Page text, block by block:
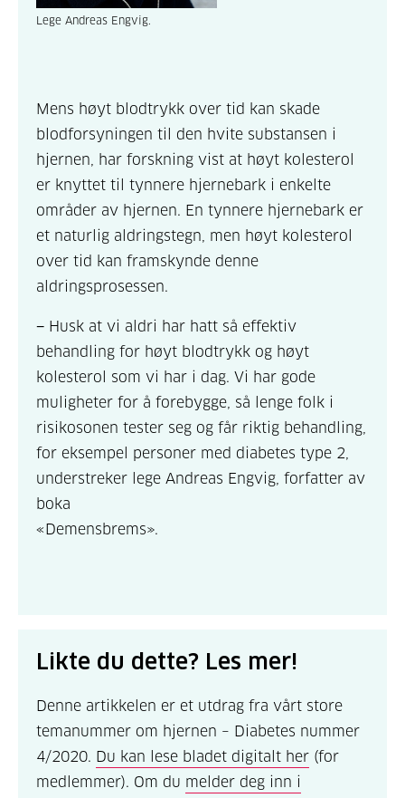
Lege Andreas Engvig.
Mens høyt blodtrykk over tid kan skade
blodforsyningen til den hvite substansen i
hjernen, har forskning vist at høyt kolesterol
er knyttet til tynnere hjernebark i enkelte
områder av hjernen. En tynnere hjernebark er
et naturlig aldringstegn, men høyt kolesterol
over tid kan framskynde denne
aldringsprosessen.
− Husk at vi aldri har hatt så effektiv
behandling for høyt blodtrykk og høyt
kolesterol som vi har i dag. Vi har gode
muligheter for å forebygge, så lenge folk i
risikosonen tester seg og får riktig behandling,
for eksempel personer med diabetes type 2,
understreker lege Andreas Engvig, forfatter av
boka
«Demensbrems».
Likte du dette? Les mer!
Denne artikkelen er et utdrag fra vårt store
temanummer om hjernen – Diabetes nummer
4/2020. Du kan lese bladet digitalt her (for
medlemmer). Om du melder deg inn i